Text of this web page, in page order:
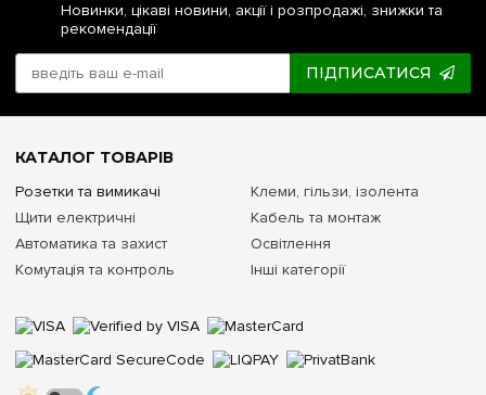
Новинки, цікаві новини, акції і розпродажі, знижки та
рекомендації
ПІДПИСАТИСЯ
КАТАЛОГ ТОВАРІВ
Розетки та вимикачі
Щити електричні
Автоматика та захист
Комутація та контроль
Клеми, гільзи, ізолента
Кабель та монтаж
Освітлення
Інші категорії